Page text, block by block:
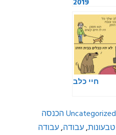
2019
חיי כלב
Uncategorizedהכנסה
טבעונות,עבודה,עבודה